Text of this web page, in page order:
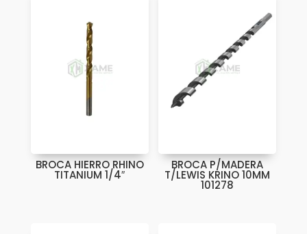
BROCA HIERRO RHINO
TITANIUM 1/4″
BROCA P/MADERA
T/LEWIS KRINO 10MM
101278